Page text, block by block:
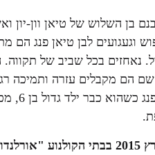
בן השלוש של טיאן וון-
וגעגועים לבן טיאן פנג
נאחזים בכל שביב של
שם הם מקבלים עזרה ותמיכה
החל מ- 12 במרץ 2015 בבתי